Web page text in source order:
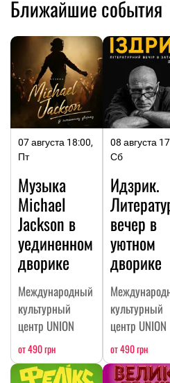
Ближайшие события
07 августа 18:00,
Пт
Музыка
Michael
Jackson в
уединенном
дворике
Международный
культурный
центр UNION
от 490 грн
08 августа
Сб
Идзрик.
вечер в
уютном
дворике
культурный
центр UNION
от 490 грн